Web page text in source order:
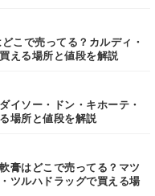
こで売ってる？カルディ・
える場所と値段を解説
イソー・ドン・キホーテ・
場所と値段を解説
膏はどこで売ってる？マツ
ツルハドラッグで買える場